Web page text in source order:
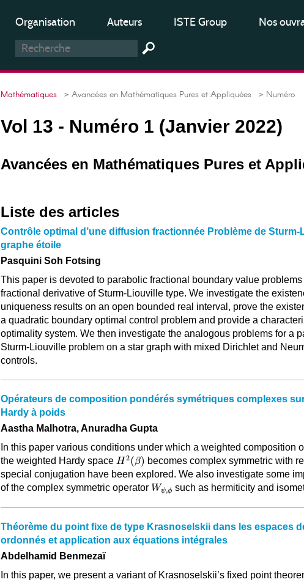
Organisation Auteurs ISTE Group Nos
Mathématiques > Avancées en Mathématiques Pures et Appliquées > Numéro
Vol 13 - Numéro 1 (Janvier 2022)
Avancées en Mathématiques Pures et
Liste des articles
Contrôle optimal d’une diffusion fractionnée Problème de
graphe étoile
Pasquini Soh Fotsing
This paper is devoted to parabolic fractional boundary value
fractional derivative of Sturm-Liouville type. We investigate the
uniqueness results on an open bounded real interval, prove the
a quadratic boundary optimal control problem and provide a
optimality system. We then investigate the analogous problems for a
Sturm-Liouville problem on a star graph with mixed Dirichlet and
controls.
Opérateurs de composition pondérés symétriques complexes
Hardy à poids
Aastha Malhotra, Anuradha Gupta
In this paper various conditions under which a weighted composition
the weighted Hardy space H 2(β)
H2(β) becomes complex symmetric with
special conjugation have been explored. We also investigate some
of the complex symmetric operator Wψ,ϕ
Wψ ϕ
such as hermiticity and
Théorème du point fixe de type Krasnoselskii dans les espaces
ordonnés et application aux équations intégrales
Abdelhamid Benmezaï
In this paper, we present a variant of Krasnoselskii’s fixed point